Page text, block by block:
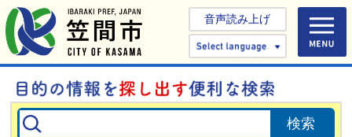
音声読み上げ
Select